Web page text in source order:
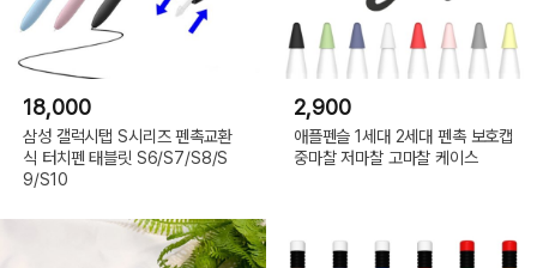
18,000
삼성 갤럭시탭 S시리즈 펜촉교환
식 터치펜 태블릿 S6/S7/S8/S
9/S10
2,900
애플펜슬 1세대 2세대 펜촉 보호캡
중마찰 저마찰 고마찰 케이스